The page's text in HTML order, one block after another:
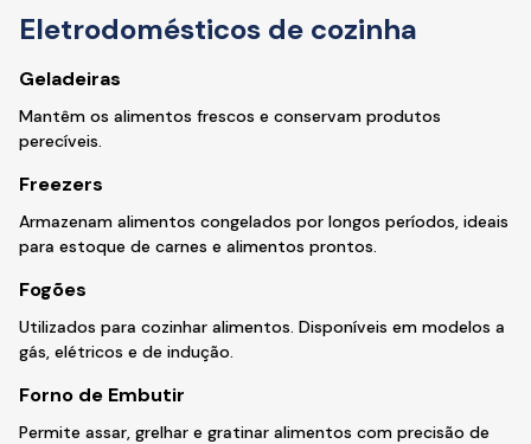
Eletrodomésticos de cozinha
Geladeiras
Mantêm os alimentos frescos e conservam produtos
perecíveis.
Freezers
Armazenam alimentos congelados por longos períodos, ideais
para estoque de carnes e alimentos prontos.
Fogões
Utilizados para cozinhar alimentos. Disponíveis em modelos a
gás, elétricos e de indução.
Forno de Embutir
Permite assar, grelhar e gratinar alimentos com precisão de